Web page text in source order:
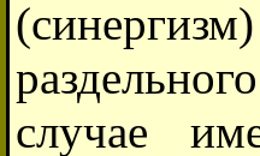
случае